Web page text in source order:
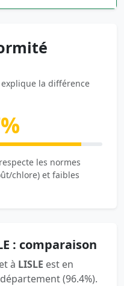
la différence
les normes
chlore) et faibles
: comparaison
à LISLE est en
(96.4%).